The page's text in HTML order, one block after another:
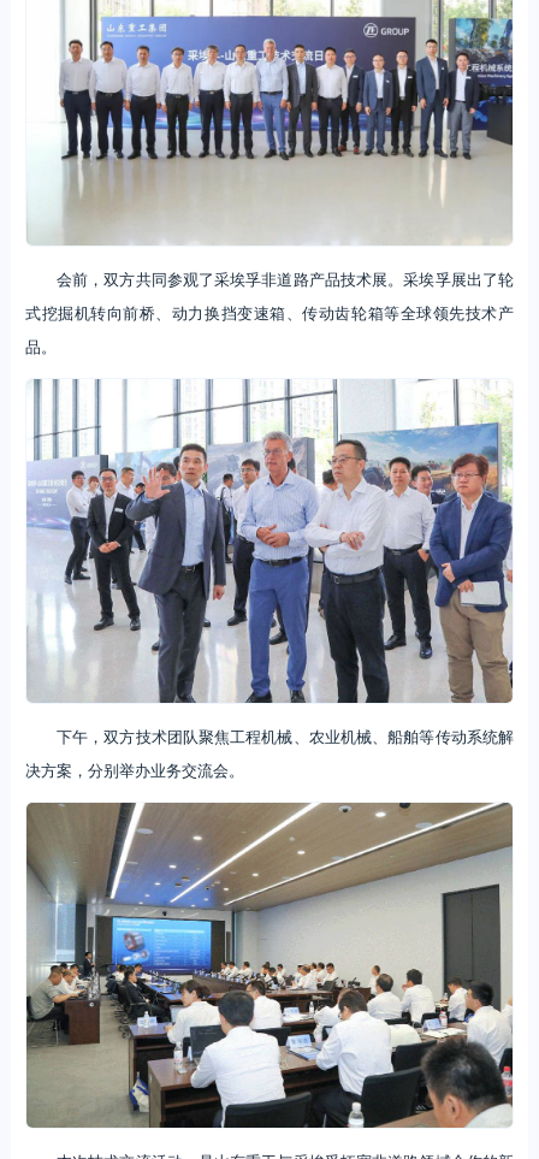
会前，双方共同参观了采埃孚非道路产品技术展。采埃孚展出了轮
式挖掘机转向前桥、动力换挡变速箱、传动齿轮箱等全球领先技术产
品。
下午，双方技术团队聚焦工程机械、农业机械、船舶等传动系统解
决方案，分别举办业务交流会。